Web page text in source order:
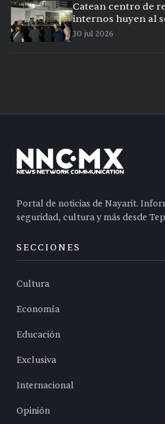
Catean centro de
internos huyen al
30 jul 2026
Portal de noticias de Nayarit.
seguridad, cultura y más desde
SECCIONES
Cultura
Economía
Educación
Exclusiva
Internacional
Opinión